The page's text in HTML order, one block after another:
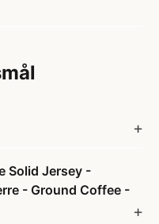
Solid Jersey -
- Ground Coffee -